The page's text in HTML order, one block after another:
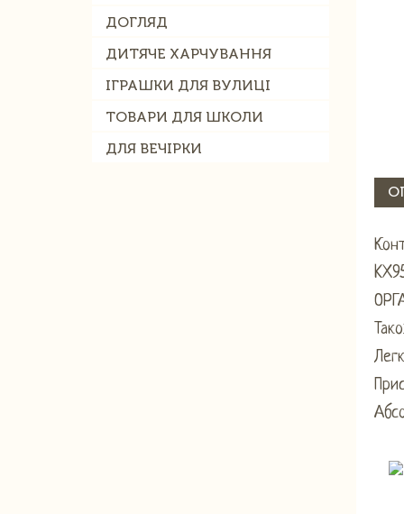
ДОГЛЯД
ДИТЯЧЕ ХАРЧУВАННЯ
ІГРАШКИ ДЛЯ ВУЛИЦІ
ТОВАРИ ДЛЯ ШКОЛИ
ДЛЯ ВЕЧІРКИ